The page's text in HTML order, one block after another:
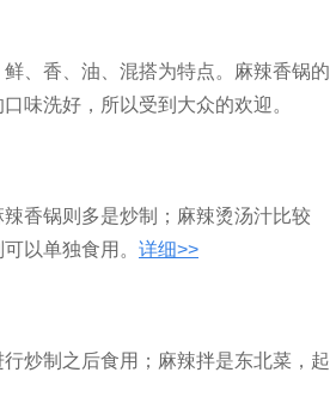
、香、油、混搭为特点。麻辣香锅的
味洗好，所以受到大众的欢迎。
香锅则多是炒制；麻辣烫汤汁比较
以单独食用。 详细>>
炒制之后食用；麻辣拌是东北菜，起